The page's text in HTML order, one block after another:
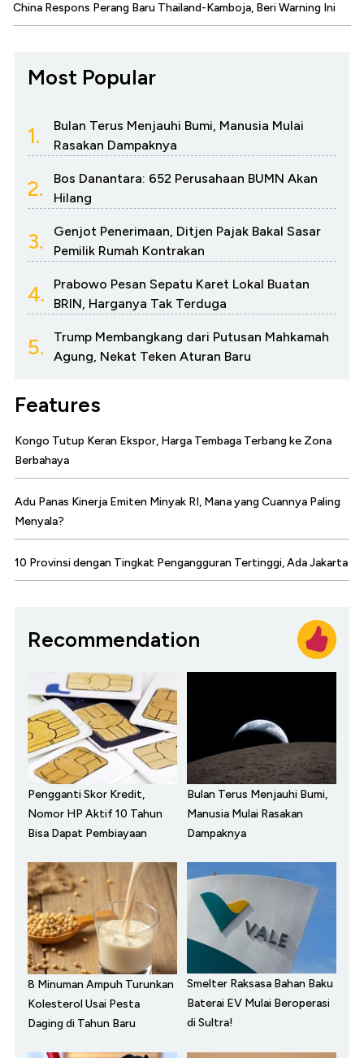
China Respons Perang Baru Thailand-Kamboja, Beri Warning Ini
Most Popular
1.
Bulan Terus Menjauhi Bumi, Manusia Mulai
Rasakan Dampaknya
2.
Bos Danantara: 652 Perusahaan BUMN Akan
Hilang
3.
Genjot Penerimaan, Ditjen Pajak Bakal Sasar
Pemilik Rumah Kontrakan
4.
Prabowo Pesan Sepatu Karet Lokal Buatan
BRIN, Harganya Tak Terduga
5.
Trump Membangkang dari Putusan Mahkamah
Agung, Nekat Teken Aturan Baru
Features
Kongo Tutup Keran Ekspor, Harga Tembaga Terbang ke Zona
Berbahaya
Adu Panas Kinerja Emiten Minyak RI, Mana yang Cuannya Paling
Menyala?
10 Provinsi dengan Tingkat Pengangguran Tertinggi, Ada Jakarta
Recommendation
Pengganti Skor Kredit,
Nomor HP Aktif 10 Tahun
Bisa Dapat Pembiayaan
Bulan Terus Menjauhi Bumi,
Manusia Mulai Rasakan
Dampaknya
8 Minuman Ampuh Turunkan
Kolesterol Usai Pesta
Daging di Tahun Baru
Smelter Raksasa Bahan Baku
Baterai EV Mulai Beroperasi
di Sultra!